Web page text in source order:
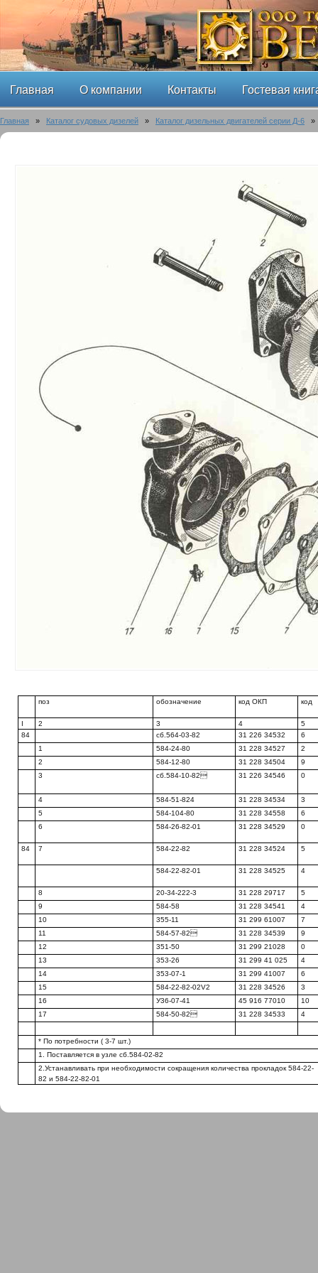
Главная О компании Контакты Гостевая
Главная » Каталог судовых дизелей » Каталог дизельных двигателей серии Д-6
поз обозначение код ОКП код
I 2 3 4
5
84
сб.564-03-82 31 226 34532
6
1
584-24-80 31 228 34527
2
2
584-12-80 31 228 34504
9
3
сб.584-10-82 31 226 34546 0
4 584-51-824 31 228 34534
3
5
584-104-80 31 228 34558
6
6
584-26-82-01 31 228 34529 0
84 7 584-22-82 31 228 34524 5
584-22-82-01 31 228 34525 4
8 20-34-222-3 31 228 29717
5
9
584-58 31 228 34541
4
10
355-11 31 299 61007
7
11
584-57-82 31 228 34539
9
12
351-50 31 299 21028
0
13
353-26 31 299 41 025
4
14
353-07-1 31 299 41007
6
15
584-22-82-02V2 31 228 34526
3
16
У36-07-41 45 916 77010
10
17
584-50-82 31 228 34533 4
* По потребности ( 3-7 шт.)
1. Поставляется в узле сб.584-02-82
2.Устанавливать при необходимости сокращения количества прокладок 584-22-
82 и 584-22-82-01